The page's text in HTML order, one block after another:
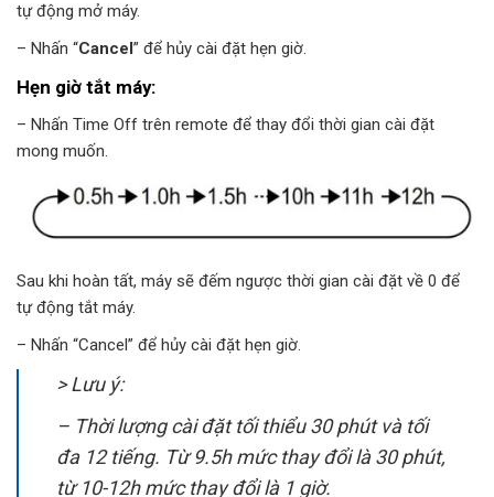
tự động mở máy.
– Nhấn “Cancel” để hủy cài đặt hẹn giờ.
Hẹn giờ tắt máy:
– Nhấn Time Off trên remote để thay đổi thời gian cài đặt
mong muốn.
Sau khi hoàn tất, máy sẽ đếm ngược thời gian cài đặt về 0 để
tự động tắt máy.
– Nhấn “Cancel” để hủy cài đặt hẹn giờ.
> Lưu ý:
– Thời lượng cài đặt tối thiểu 30 phút và tối
đa 12 tiếng. Từ 9.5h mức thay đổi là 30 phút,
từ 10-12h mức thay đổi là 1 giờ.